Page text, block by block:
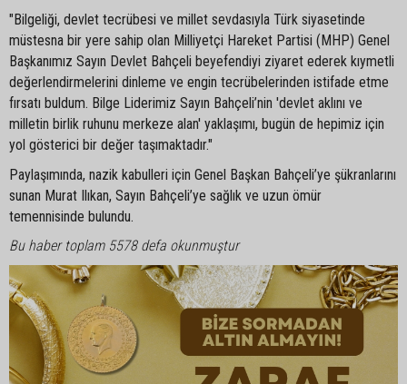
"Bilgeliği, devlet tecrübesi ve millet sevdasıyla Türk siyasetinde
müstesna bir yere sahip olan Milliyetçi Hareket Partisi (MHP) Genel
Başkanımız Sayın Devlet Bahçeli beyefendiyi ziyaret ederek kıymetli
değerlendirmelerini dinleme ve engin tecrübelerinden istifade etme
fırsatı buldum. Bilge Liderimiz Sayın Bahçeli’nin 'devlet aklını ve
milletin birlik ruhunu merkeze alan' yaklaşımı, bugün de hepimiz için
yol gösterici bir değer taşımaktadır."
Paylaşımında, nazik kabulleri için Genel Başkan Bahçeli’ye şükranlarını
sunan Murat Ilıkan, Sayın Bahçeli’ye sağlık ve uzun ömür
temennisinde bulundu.
Bu haber toplam 5578 defa okunmuştur